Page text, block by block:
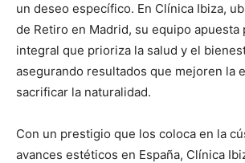
un deseo específico. En Clínica Ibiza,
de Retiro en Madrid, su equipo apuesta
integral que prioriza la salud y el
asegurando resultados que mejoren la
sacrificar la naturalidad.
Con un prestigio que los coloca en la
avances estéticos en España, Clínica